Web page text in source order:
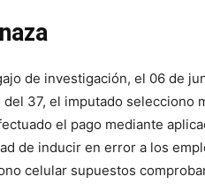
de investigación, el 06 de
37, el imputado selecciono
el pago mediante
de inducir en error a los
celular supuestos